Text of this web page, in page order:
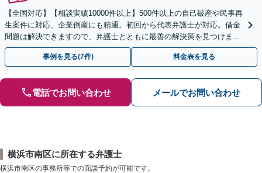
【全国対応】【相談実績10000件以上】500件以上の自己破産や民事再
生案件に対応、企業倒産にも精通。初回から代表弁護士が対応。借金
問題は解決できますので、弁護士とともに最善の解決策を見つけまし
ょう【初回相談無料】【法テラス利用可】
事例を見る(7件) 料金表を見る
電話でお問い合わせ メールでお問い合わせ
横浜市南区に所在する弁護士
横浜市南区の事務所等での面談予約が可能です。